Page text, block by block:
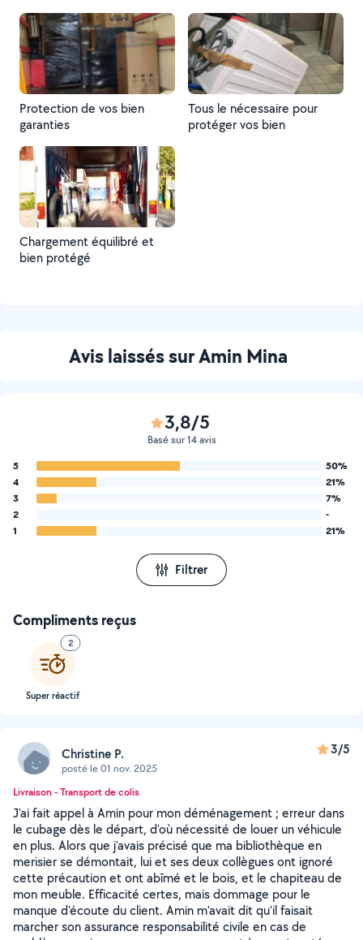
Protection de vos bien
garanties
Tous le nécessaire pour
protéger vos bien
Chargement équilibré et
bien protégé
Avis laissés sur Amin Mina
3,8/5
Basé sur 14 avis
5
50%
4
21%
3
7%
2
-
1
21%
Filtrer
Compliments reçus
2
Super réactif
Christine P.
posté le 01 nov. 2025
3/5
Livraison - Transport de colis
J'ai fait appel à Amin pour mon déménagement ; erreur dans
le cubage dès le départ, d'où nécessité de louer un véhicule
en plus. Alors que j'avais précisé que ma bibliothèque en
merisier se démontait, lui et ses deux collègues ont ignoré
cette précaution et ont abîmé et le bois, et le chapiteau de
mon meuble. Efficacité certes, mais dommage pour le
manque d'écoute du client. Amin m'avait dit qu'il faisait
marcher son assurance responsabilité civile en cas de